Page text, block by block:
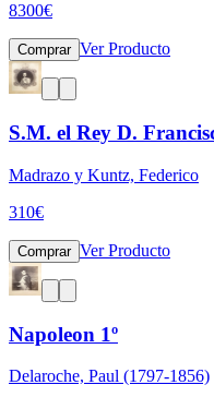
8300€
Comprar Ver Producto
S.M. el Rey D.
Madrazo y Kuntz, Federico
310€
Comprar Ver Producto
Napoleon 1º
Delaroche, Paul (1797-1856)